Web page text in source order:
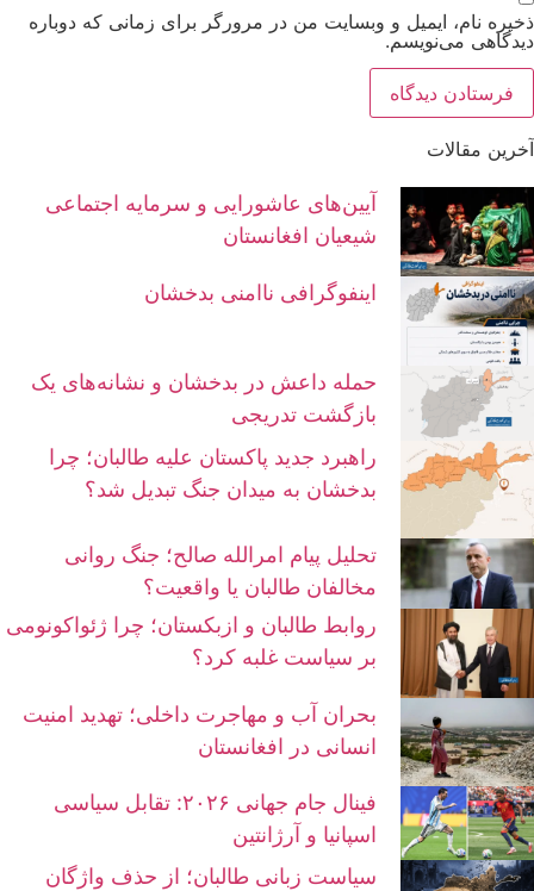
ذخیره نام، ایمیل و وبسایت من در مرورگر برای زمانی که دوباره
دیدگاهی می‌نویسم.
آخرین مقالات
آیین‌های عاشورایی و سرمایه اجتماعی
شیعیان افغانستان
اینفوگرافی ناامنی بدخشان
حمله داعش در بدخشان و نشانه‌های یک
بازگشت تدریجی
راهبرد جدید پاکستان علیه طالبان؛ چرا
بدخشان به میدان جنگ تبدیل شد؟
تحلیل پیام امرالله صالح؛ جنگ روانی
مخالفان طالبان یا واقعیت؟
روابط طالبان و ازبکستان؛ چرا ژئواکونومی
بر سیاست غلبه کرد؟
بحران آب و مهاجرت داخلی؛ تهدید امنیت
انسانی در افغانستان
فینال جام جهانی ۲۰۲۶: تقابل سیاسی
اسپانیا و آرژانتین
سیاست زبانی طالبان؛ از حذف واژگان